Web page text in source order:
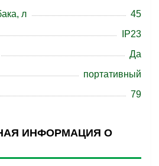
л
45
IP23
Да
портативный
79
ИНФОРМАЦИЯ О